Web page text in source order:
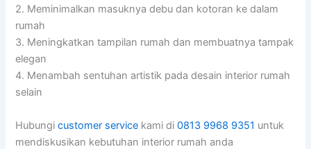
2. Meminimalkan masuknya debu dan kotoran ke dalam
rumah
3. Meningkatkan tampilan rumah dan membuatnya tampak
elegan
4. Menambah sentuhan artistik pada desain interior rumah
selain
Hubungicustomer service kami di0813 9968 9351 untuk
mendiskusikan kebutuhan interior rumah anda